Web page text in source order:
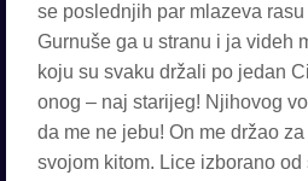
se poslednjih par mlazeva
Gurnuše ga u stranu i ja videh
koju su svaku držali po jedan
onog – naj starijeg! Njihovog
da me ne jebu! On me držao
svojom kitom. Lice izborano